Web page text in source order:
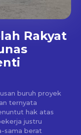
Rakyat
buruh proyek
ternyata
hak atas
justru
sama berat